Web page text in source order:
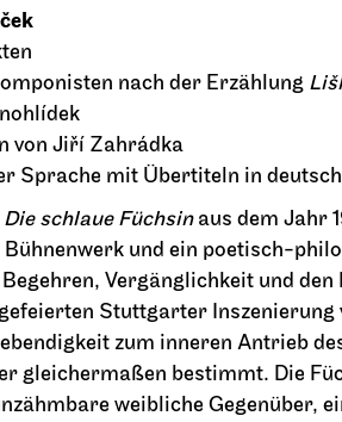
nach der Erzählung
von Jiří Zahrádka
Sprache mit Übertiteln in
Die schlaue Füchsin aus dem Jahr
und ein poetisch-
Vergänglichkeit und den
Stuttgarter Inszenierung
zum inneren Antrieb
gleichermaßen bestimmt. Die
weibliche Gegenüber,
Opernhaus
dem
Premiere
Schauspiel
Schauspielhaus
Tanzende
03.10.2026
19:30